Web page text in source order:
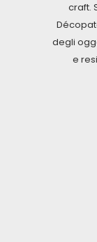
craft.
degli
e